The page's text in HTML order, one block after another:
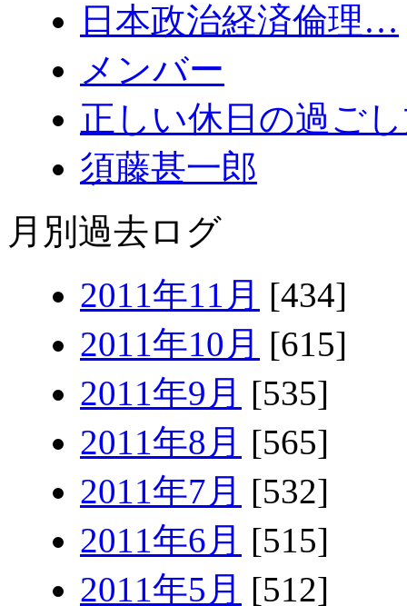
日本政治経済倫理…
メンバー
正しい休日の過ご
須藤甚一郎
月別過去ログ
2011年11月 [434]
2011年10月 [615]
2011年9月 [535]
2011年8月 [565]
2011年7月 [532]
2011年6月 [515]
2011年5月 [512]